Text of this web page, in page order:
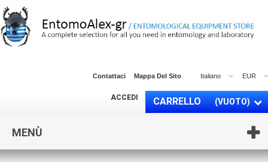
EUR
Italiano
Contattaci Mappa Del Sito
CARRELLO (VUOTO)
ACCEDI
MENÙ